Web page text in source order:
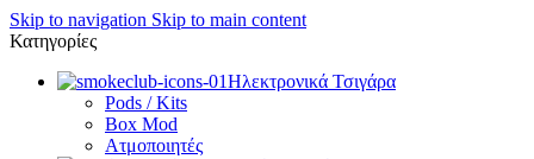
Skip to navigation Skip to main content
Κατηγορίες
Ηλεκτρονικά Τσιγάρα
Pods / Kits
Box Mod
Ατμοποιητές